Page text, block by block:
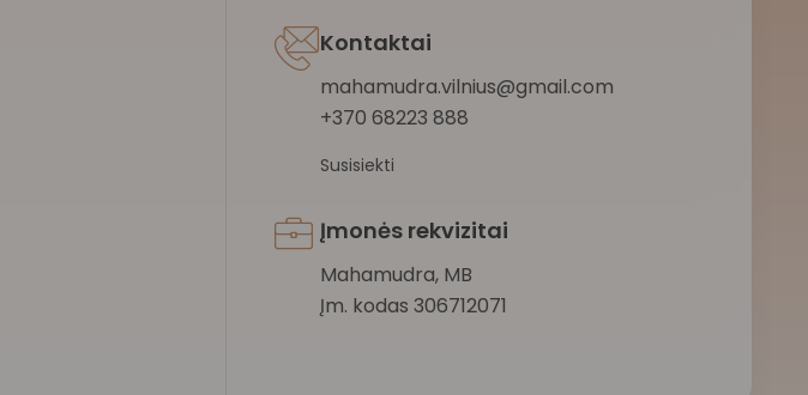
Kontaktai
mahamudra.vilnius@gmail.com
+370 68223 888
Susisiekti
Įmonės rekvizitai
Mahamudra, MB
Įm. kodas 306712071